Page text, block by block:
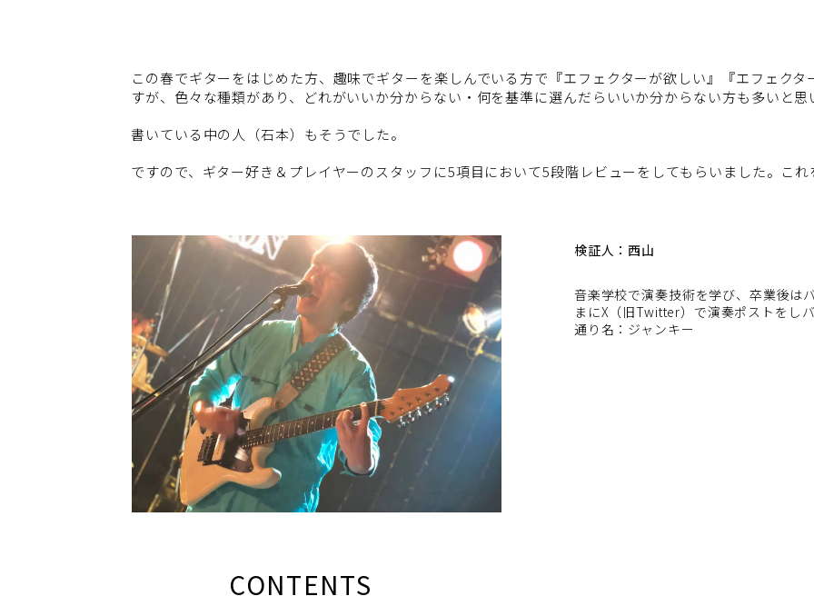
この春でギターをはじめた方、趣味でギターを楽しんでいる方で『エフェクターが欲しい』『エフェク
すが、色々な種類があり、どれがいいか分からない・何を基準に選んだらいいか分からない方も多いと思
書いている中の人（石本）もそうでした。
ですので、ギター好き＆プレイヤーのスタッフに5項目において5段階レビューをしてもらいました。これ
検証人：西山
音楽学校で演奏技術を学び、卒業後は
まにX（旧Twitter）で演奏ポストをし
通り名：ジャンキー
CONTENTS